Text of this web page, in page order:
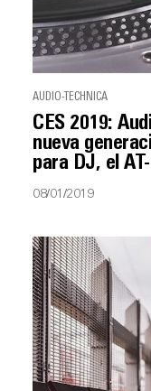
AUDIO-TECHNICA
CES 2019:
nueva
para DJ, el
08/01/2019